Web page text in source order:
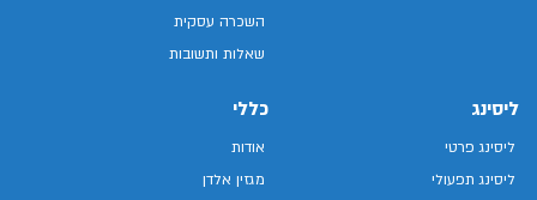
השכרה עסקית
שאלות ותשובות
ליסינג
ליסינג פרטי
ליסינג תפעולי
כללי
אודות
מגזין אלדן